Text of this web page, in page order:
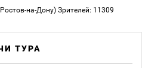
на-Дону) Зрителей: 11309
ТУРА